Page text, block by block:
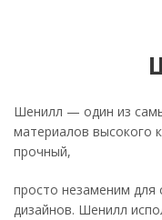
Шенилл — один из
материалов высокого
прочный,
просто незаменим для
дизайнов. Шенилл